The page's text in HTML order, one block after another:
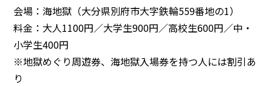
会場：海地獄（大分県別府市大字鉄輪559番地の1）
料金：大人1100円／大学生900円／高校生600円／中・
小学生400円
※地獄めぐり周遊券、海地獄入場券を持つ人には割引あ
り